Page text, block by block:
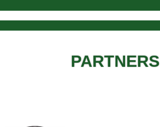
PARTNERS